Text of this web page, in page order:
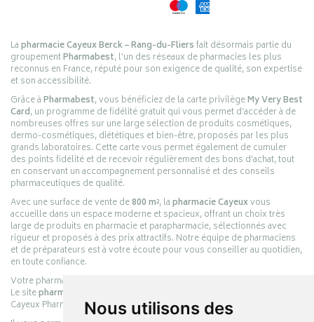
Nous utilisons des
Lapharmacie Cayeux Berck – Rang-du-Fliersfait désormais partie du
groupementPharmabest, l’un des réseaux de pharmacies les plus
reconnus en France, réputé pour son exigence de qualité, son expertise
et son accessibilité.
Grâce àPharmabest, vous bénéficiez de la carte privilègeMy Very Best
Card, un programme de fidélité gratuit qui vous permet d’accéder à de
nombreuses offres sur une large sélection de produits cosmétiques,
dermo-cosmétiques, diététiques et bien-être, proposés par les plus
grands laboratoires. Cette carte vous permet également de cumuler
des points fidélité et de recevoir régulièrement des bons d’achat, tout
en conservant un accompagnement personnalisé et des conseils
pharmaceutiques de qualité.
Avec une surface de vente de800 m², lapharmacie Cayeuxvous
accueille dans un espace moderne et spacieux, offrant un choix très
large de produits en pharmacie et parapharmacie, sélectionnés avec
rigueur et proposés à des prix attractifs. Notre équipe de pharmaciens
et de préparateurs est à votre écoute pour vous conseiller au quotidien,
en toute confiance.
Votre pharmacie en ligne :
Le sitepharmacie-cayeux.fr
Cayeux Pharmabest Berck-sur-Mer – Rang-du-Fliers.